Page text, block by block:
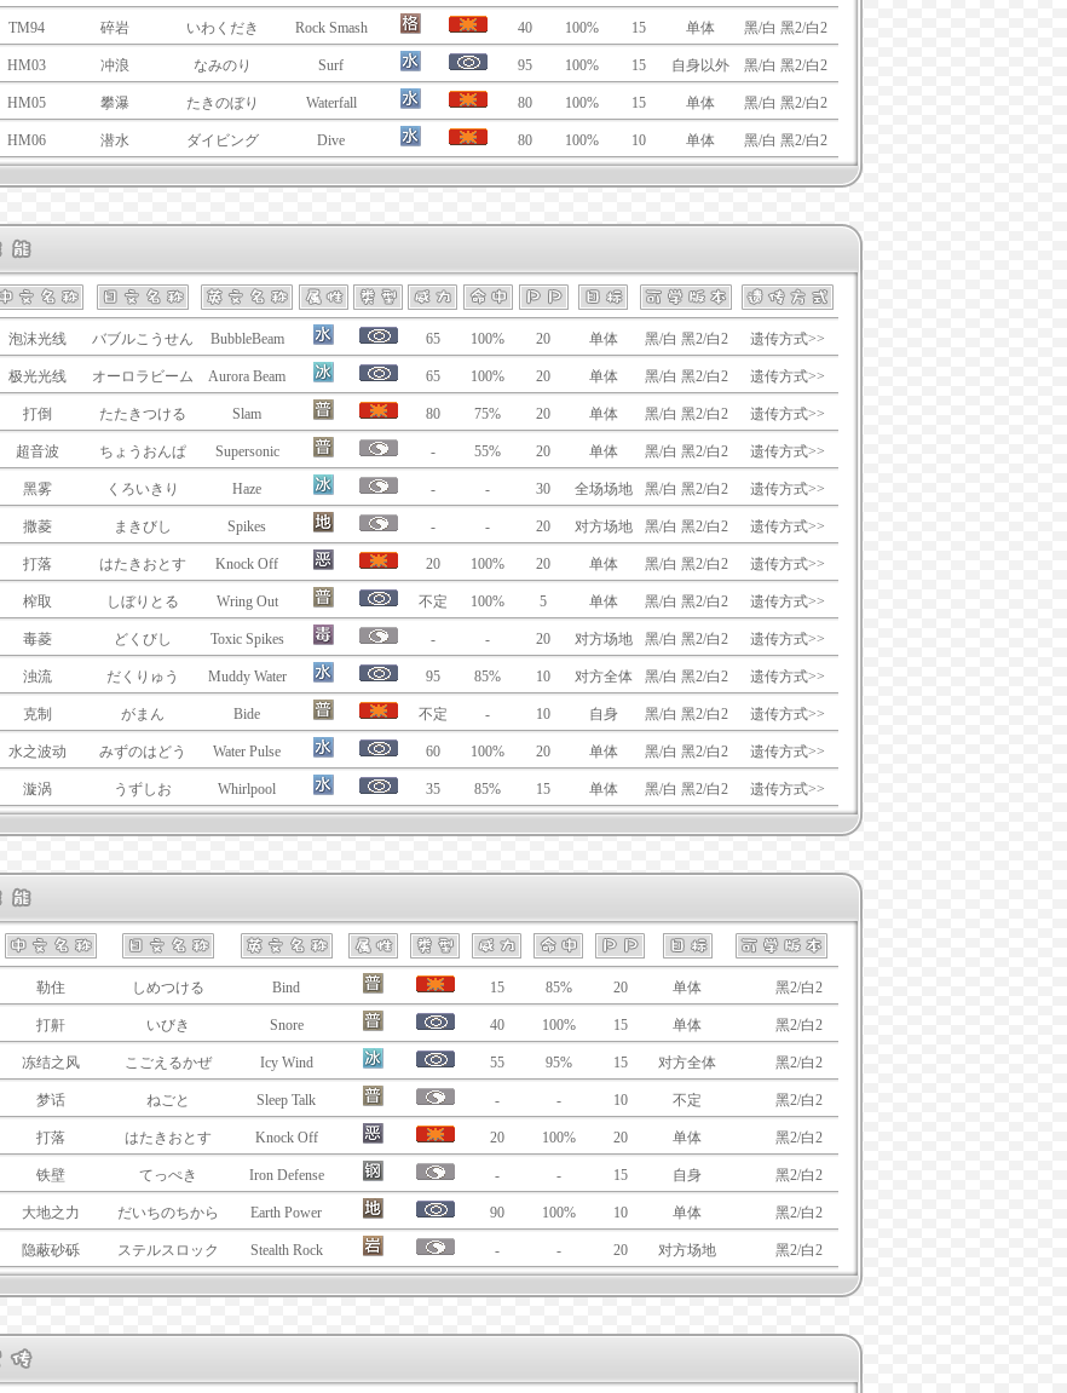
TM94 碎岩 いわくだき Rock Smash 40 100% 15 单体 黑/白 黑2/白2
HM03 冲浪 なみのり Surf 95 100% 15 自身以外 黑/白 黑2/白2
HM05 攀瀑 たきのぼり Waterfall 80 100% 15 单体 黑/白 黑2/白2
HM06 潜水 ダイビング Dive 80 100% 10 单体 黑/白 黑2/白2
泡沫光线 バブルこうせん BubbleBeam 65 100% 20 单体 黑/白 黑2/白2 遗传方式>>
极光光线 オーロラビーム Aurora Beam 65 100% 20 单体 黑/白 黑2/白2 遗传方式>>
打倒 たたきつける Slam 80 75% 20 单体 黑/白 黑2/白2 遗传方式>>
超音波 ちょうおんぱ Supersonic - 55% 20 单体 黑/白 黑2/白2 遗传方式>>
黑雾 くろいきり Haze - - 30 全场场地 黑/白 黑2/白2 遗传方式>>
撒菱 まきびし Spikes - - 20 对方场地 黑/白 黑2/白2 遗传方式>>
打落 はたきおとす Knock Off 20 100% 20 单体 黑/白 黑2/白2 遗传方式>>
榨取 しぼりとる Wring Out 不定 100% 5 单体 黑/白 黑2/白2 遗传方式>>
毒菱 どくびし Toxic Spikes - - 20 对方场地 黑/白 黑2/白2 遗传方式>>
浊流 だくりゅう Muddy Water 95 85% 10 对方全体 黑/白 黑2/白2 遗传方式>>
克制 がまん Bide 不定 - 10 自身 黑/白 黑2/白2 遗传方式>>
水之波动 みずのはどう Water Pulse 60 100% 20 单体 黑/白 黑2/白2 遗传方式>>
漩涡 うずしお Whirlpool 35 85% 15 单体 黑/白 黑2/白2 遗传方式>>
勒住 しめつける Bind 15 85% 20 单体 黑2/白2
打鼾 いびき Snore 40 100% 15 单体 黑2/白2
冻结之风 こごえるかぜ Icy Wind 55 95% 15 对方全体 黑2/白2
梦话 ねごと Sleep Talk - - 10 不定 黑2/白2
打落 はたきおとす Knock Off 20 100% 20 单体 黑2/白2
铁壁 てっぺき Iron Defense - - 15 自身 黑2/白2
大地之力 だいちのちから Earth Power 90 100% 10 单体 黑2/白2
隐蔽砂砾 ステルスロック Stealth Rock - - 20 对方场地 黑2/白2